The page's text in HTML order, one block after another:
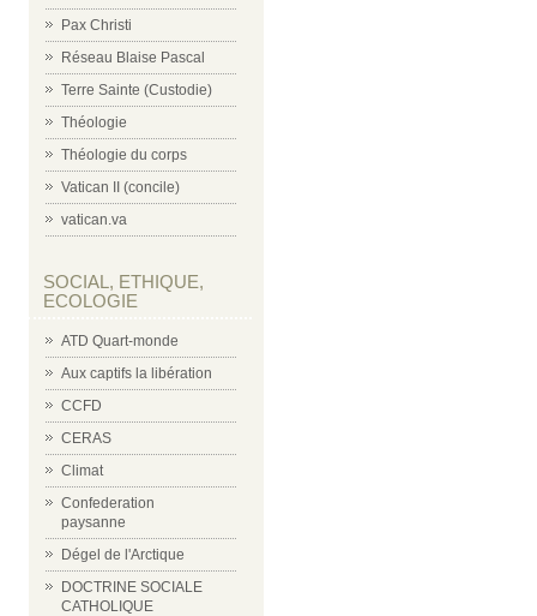
Pax Christi
Réseau Blaise Pascal
Terre Sainte (Custodie)
Théologie
Théologie du corps
Vatican II (concile)
vatican.va
SOCIAL, ETHIQUE,
ECOLOGIE
ATD Quart-monde
Aux captifs la libération
CCFD
CERAS
Climat
Confederation
paysanne
Dégel de l'Arctique
DOCTRINE SOCIALE
CATHOLIQUE